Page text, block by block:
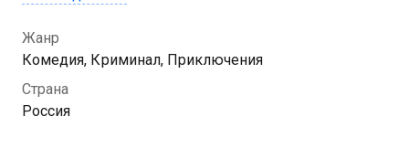
пускаются в погоню за драгоценностями. Только
герои не знают, что их догоняют экс-полицейский и
его попутчица, головорезы бывшей подельницы
Кекчупа и сам виновник аварии, который вышел из
Жанр
Комедия, Криминал, Приключения
Страна
Россия